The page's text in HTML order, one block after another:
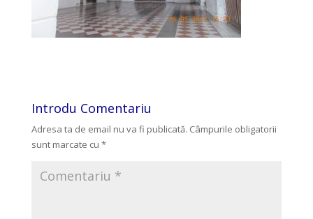
Introdu Comentariu
Adresa ta de email nu va fi publicată. Câmpurile obligatorii
sunt marcate cu *